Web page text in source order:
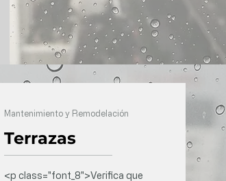
Mantenimiento y Remodelación
Terrazas
<p class="font_8">Verifica que